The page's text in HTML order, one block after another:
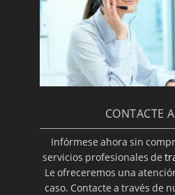
CONTACTE
Infórmese ahora sin
servicios profesionales de
Le ofreceremos una
caso. Contacte a través de